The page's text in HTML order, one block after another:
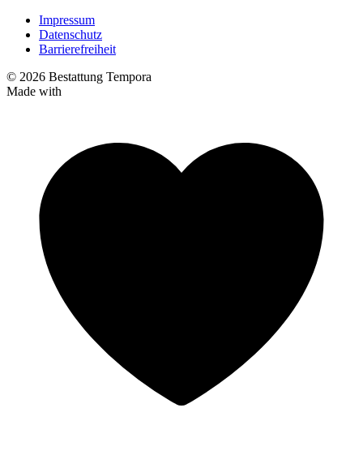
Impressum
Datenschutz
Barrierefreiheit
© 2026 Bestattung Tempora
Made with